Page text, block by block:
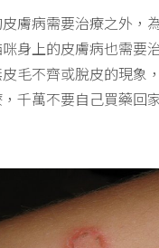
膚病需要治療之外，
身上的皮膚病也需要
毛不齊或脫皮的現象
千萬不要自己買藥回